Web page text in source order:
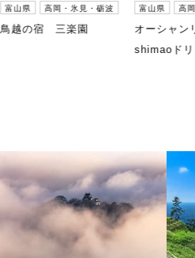
富山県 高岡・氷見・砺波
鳥越の宿 三楽園
富山県 高
オーシャン
shimaoド